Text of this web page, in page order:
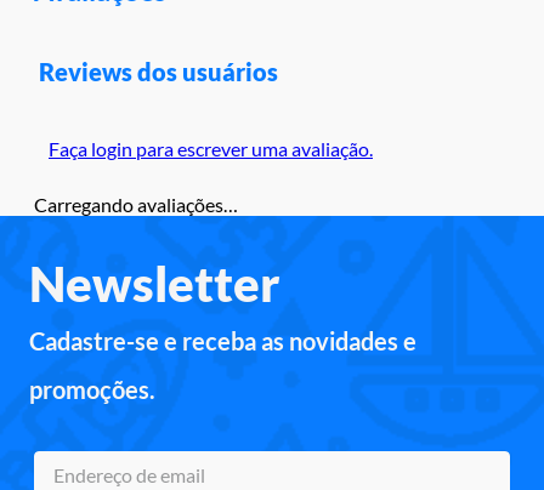
Reviews dos usuários
Faça login para escrever uma avaliação.
Carregando avaliações…
Newsletter
Cadastre-se e receba as novidades e
promoções.